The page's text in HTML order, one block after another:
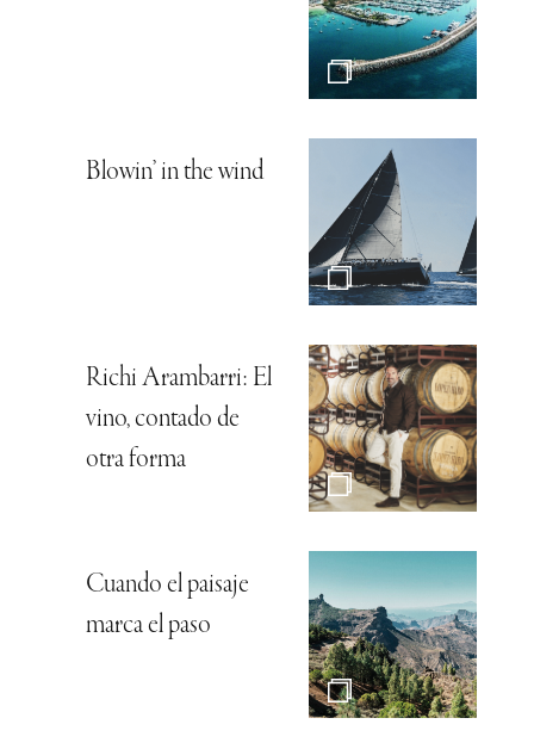
Blowin’ in the wind
Richi Arambarri: El
vino, contado de
otra forma
Cuando el paisaje
marca el paso